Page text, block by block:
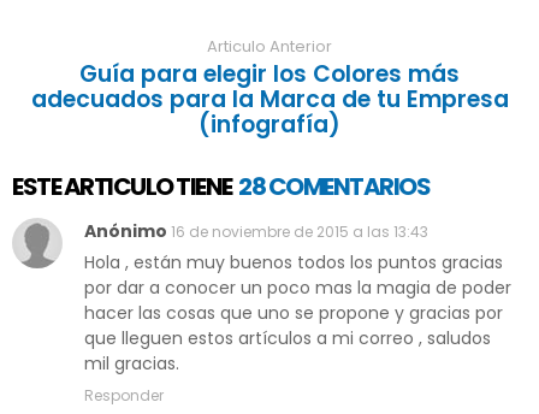
Articulo Anterior
Guía para elegir los Colores más
adecuados para la Marca de tu Empresa
(infografía)
ESTE ARTICULO TIENE 28 COMENTARIOS
Anónimo 16 de noviembre de 2015 a las 13:43
Hola , están muy buenos todos los puntos gracias
por dar a conocer un poco mas la magia de poder
hacer las cosas que uno se propone y gracias por
que lleguen estos artículos a mi correo , saludos
mil gracias.
Responder